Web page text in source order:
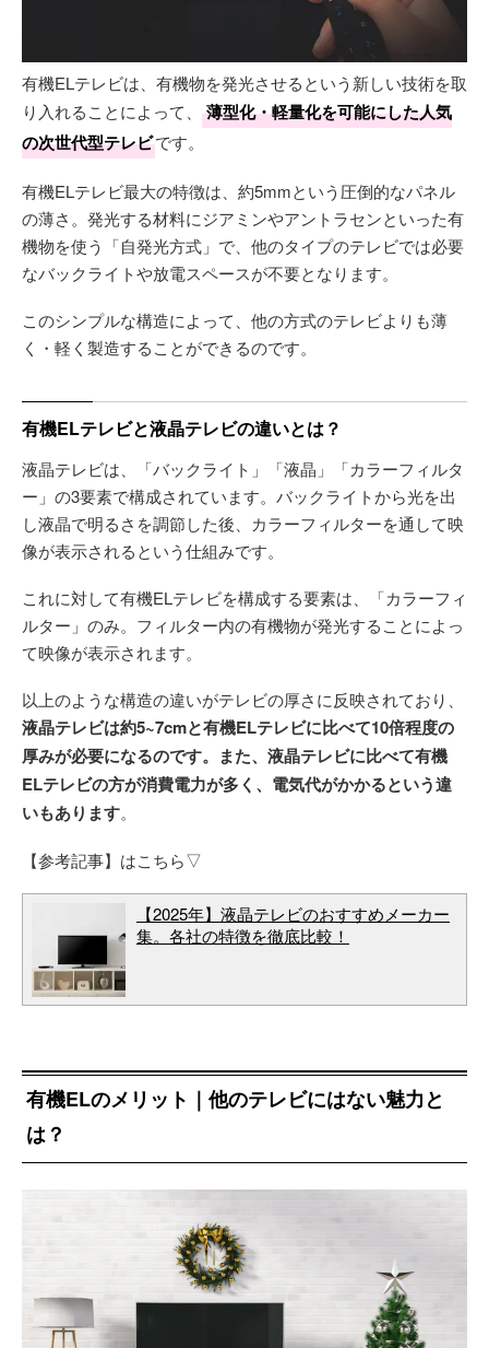
有機ELテレビは、有機物を発光させるという新しい技術を取
り入れることによって、
薄型化・軽量化を可能にした人気
の次世代型テレビです。
有機ELテレビ最大の特徴は、約5mmという圧倒的なパネル
の薄さ。発光する材料にジアミンやアントラセンといった有
機物を使う「自発光方式」で、他のタイプのテレビでは必要
なバックライトや放電スペースが不要となります。
このシンプルな構造によって、他の方式のテレビよりも薄
く・軽く製造することができるのです。
有機ELテレビと液晶テレビの違いとは？
液晶テレビは、「バックライト」「液晶」「カラーフィルタ
ー」の3要素で構成されています。バックライトから光を出
し液晶で明るさを調節した後、カラーフィルターを通して映
像が表示されるという仕組みです。
これに対して有機ELテレビを構成する要素は、「カラーフィ
ルター」のみ。フィルター内の有機物が発光することによっ
て映像が表示されます。
以上のような構造の違いがテレビの厚さに反映されており、
液晶テレビは約5~7cmと有機ELテレビに比べて10倍程度の
厚みが必要になるのです。また、液晶テレビに比べて有機
ELテレビの方が消費電力が多く、電気代がかかるという違
いもあります。
【参考記事】はこちら▽
【2025年】液晶テレビのおすすめメーカー
集。各社の特徴を徹底比較！
有機ELのメリット｜他のテレビにはない魅力と
は？